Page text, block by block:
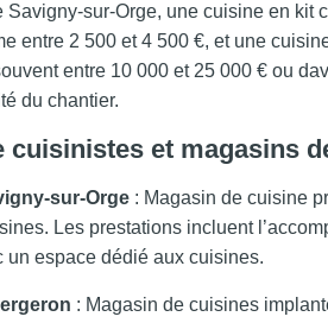
Savigny-sur-Orge, une cuisine en
entre 2 500 et 4 500 €, et une
entre 10 000 et 25 000 € ou
du chantier.
cuisinistes et magasins
sur-Orge : Magasin de cuisine
Les prestations incluent
un espace dédié aux cuisines.
: Magasin de cuisines